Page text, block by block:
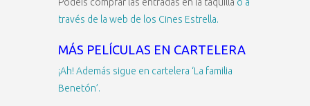
través de la web de los Cines Estrella.
MÁS PELÍCULAS EN CARTELERA
¡Ah! Además sigue en cartelera ‘La familia
Benetón’.